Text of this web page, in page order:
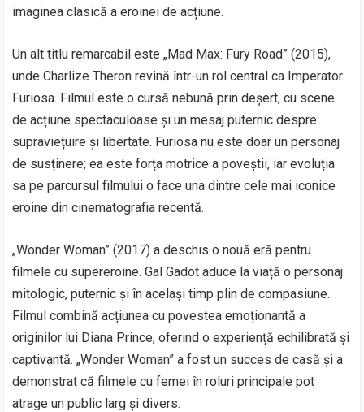
imaginea clasică a eroinei de acțiune.
Un alt titlu remarcabil este „Mad Max: Fury Road” (2015),
unde Charlize Theron revină într-un rol central ca Imperator
Furiosa. Filmul este o cursă nebună prin deșert, cu scene
de acțiune spectaculoase și un mesaj puternic despre
supraviețuire și libertate. Furiosa nu este doar un personaj
de susținere; ea este forța motrice a poveștii, iar evoluția
sa pe parcursul filmului o face una dintre cele mai iconice
eroine din cinematografia recentă.
„Wonder Woman” (2017) a deschis o nouă eră pentru
filmele cu supereroine. Gal Gadot aduce la viață o personaj
mitologic, puternic și în același timp plin de compasiune.
Filmul combină acțiunea cu povestea emoționantă a
originilor lui Diana Prince, oferind o experiență echilibrată și
captivantă. „Wonder Woman” a fost un succes de casă și a
demonstrat că filmele cu femei în roluri principale pot
atrage un public larg și divers.